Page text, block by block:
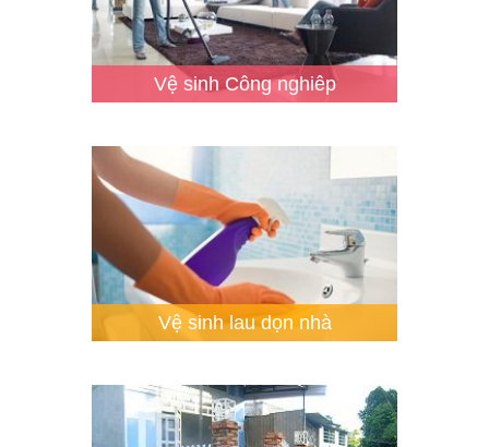
Vệ sinh Công nghiêp
Vệ sinh lau dọn nhà